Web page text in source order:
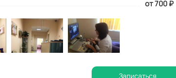
от 700₽
Записаться